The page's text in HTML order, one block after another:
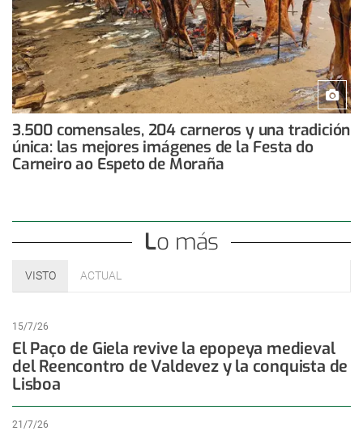
3.500 comensales, 204 carneros y una tradición
única: las mejores imágenes de la Festa do
Carneiro ao Espeto de Moraña
Lo más
VISTO ACTUAL
15/7/26
El Paço de Giela revive la epopeya medieval
del Reencontro de Valdevez y la conquista de
Lisboa
21/7/26